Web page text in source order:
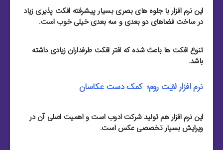
این نرم افزار با جلوه های بصری بسیار پیشرفته افکت پذیری زیاد
در ساخت فضاهای دو بعدی و سه بعدی خیلی خوب است.
تنوع افکت ها باعث شده که افتر افکت طرفداران زیادی داشته
باشد.
نرم افزار لایت روم؛ کمک دست عکاسان
این نرم افزار هم تولید شرکت ادوب است و اهمیت اصلی آن در
ویرایش بسیار تخصصی عکس است.